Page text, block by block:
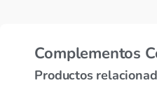
Complementos
Productos